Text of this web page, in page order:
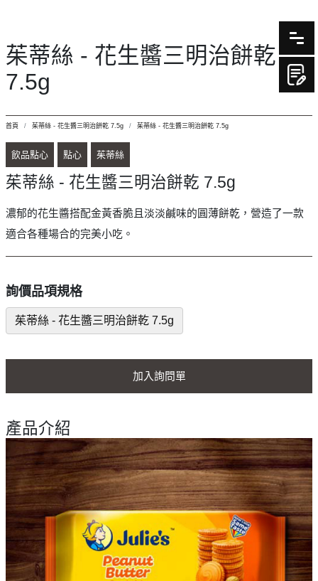
茱蒂絲 - 花生醬三明治餅乾
7.5g
首頁 茱蒂絲 - 花生醬三明治餅乾 7.5g 茱蒂絲 - 花生醬三明治餅乾 7.5g
飲品點心 點心 茱蒂絲
茱蒂絲 - 花生醬三明治餅乾 7.5g
濃郁的花生醬搭配金黃香脆且淡淡鹹味的圓薄餅乾，營造了一款
適合各種場合的完美小吃。
詢價品項規格
茱蒂絲 - 花生醬三明治餅乾 7.5g
加入詢問單
產品介紹